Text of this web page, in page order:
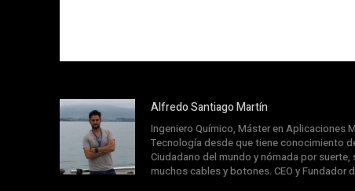
Alfredo Santiago Martín
Ingeniero Químico, Máster en Aplicaciones
Tecnología desde que tiene conocimiento
Ciudadano del mundo y nómada por
muchos cables y botones. CEO y Fundador